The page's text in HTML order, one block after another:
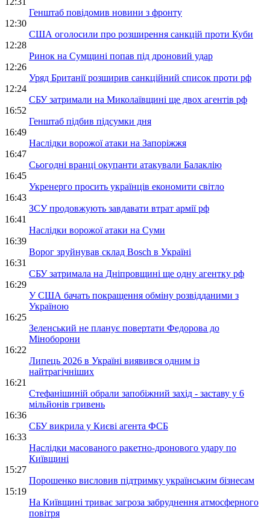
Генштаб повідомив новини з фронту
12:30
США оголосили про розширення санкцій проти Куби
12:28
Ринок на Сумщині попав під дроновий удар
12:26
Уряд Британії розширив санкційний список проти рф
12:24
СБУ затримали на Миколаївщині ще двох агентів рф
16:52
Генштаб підбив підсумки дня
16:49
Наслідки ворожої атаки на Запоріжжя
16:47
Сьогодні вранці окупанти атакували Балаклію
16:45
Укренерго просить українців економити світло
16:43
ЗСУ продовжують завдавати втрат армії рф
16:41
Наслідки ворожої атаки на Суми
16:39
Ворог зруйнував склад Bosch в Україні
16:31
СБУ затримала на Дніпровщині ще одну агентку рф
16:29
У США бачать покращення обміну розвідданими з
Україною
16:25
Зеленський не планує повертати Федорова до
Міноборони
16:22
Липець 2026 в Україні виявився одним із
найтрагічніших
16:21
Стефанішиній обрали запобіжний захід - заставу у 6
мільйонів гривень
16:36
СБУ викрила у Києві агента ФСБ
16:33
Наслідки масованого ракетно-дронового удару по
Київщині
15:27
Порошенко висловив підтримку українським бізнесам
15:19
На Київщині триває загроза забруднення атмосферного
повітря